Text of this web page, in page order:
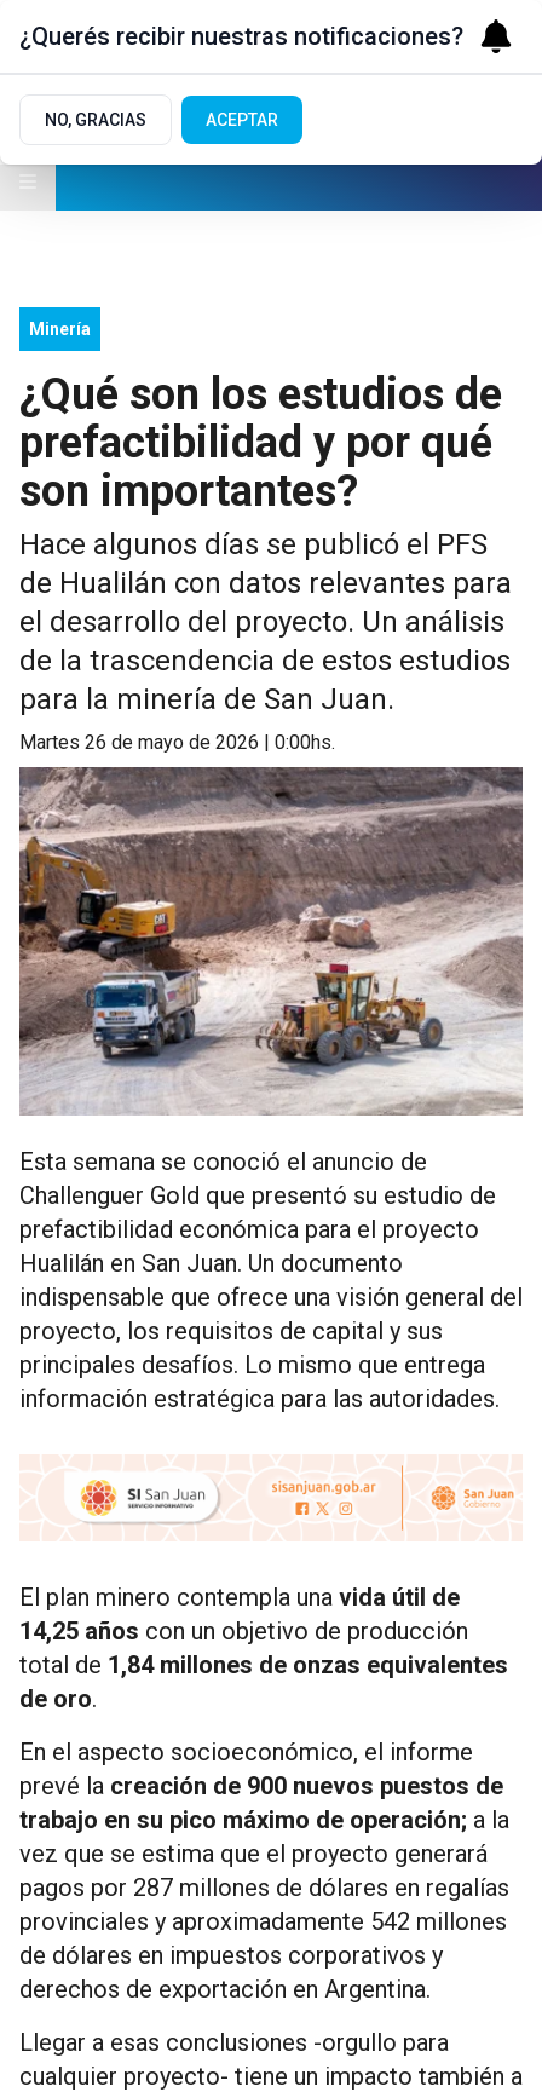
Minería
¿Qué son los estudios de
prefactibilidad y por qué
son importantes?
Hace algunos días se publicó el PFS
de Hualilán con datos relevantes para
el desarrollo del proyecto. Un análisis
de la trascendencia de estos estudios
para la minería de San Juan.
martes 26 de mayo de 2026 | 0:00hs.
Esta semana se conoció el anuncio de
Challenguer Gold que presentó su estudio de
prefactibilidad económica para el proyecto
Hualilán en San Juan. Un documento
indispensable que ofrece una visión general del
proyecto, los requisitos de capital y sus
principales desafíos. Lo mismo que entrega
información estratégica para las autoridades.
El plan minero contempla una vida útil de
14,25 años con un objetivo de producción
total de 1,84 millones de onzas equivalentes
de oro.
En el aspecto socioeconómico, el informe
prevé la creación de 900 nuevos puestos de
trabajo en su pico máximo de operación; a la
vez que se estima que el proyecto generará
pagos por 287 millones de dólares en regalías
provinciales y aproximadamente 542 millones
de dólares en impuestos corporativos y
derechos de exportación en Argentina.
Llegar a esas conclusiones -orgullo para
cualquier proyecto- tiene un impacto también a
¿Querés recibir nuestras notificaciones?
NO, GRACIAS ACEPTAR